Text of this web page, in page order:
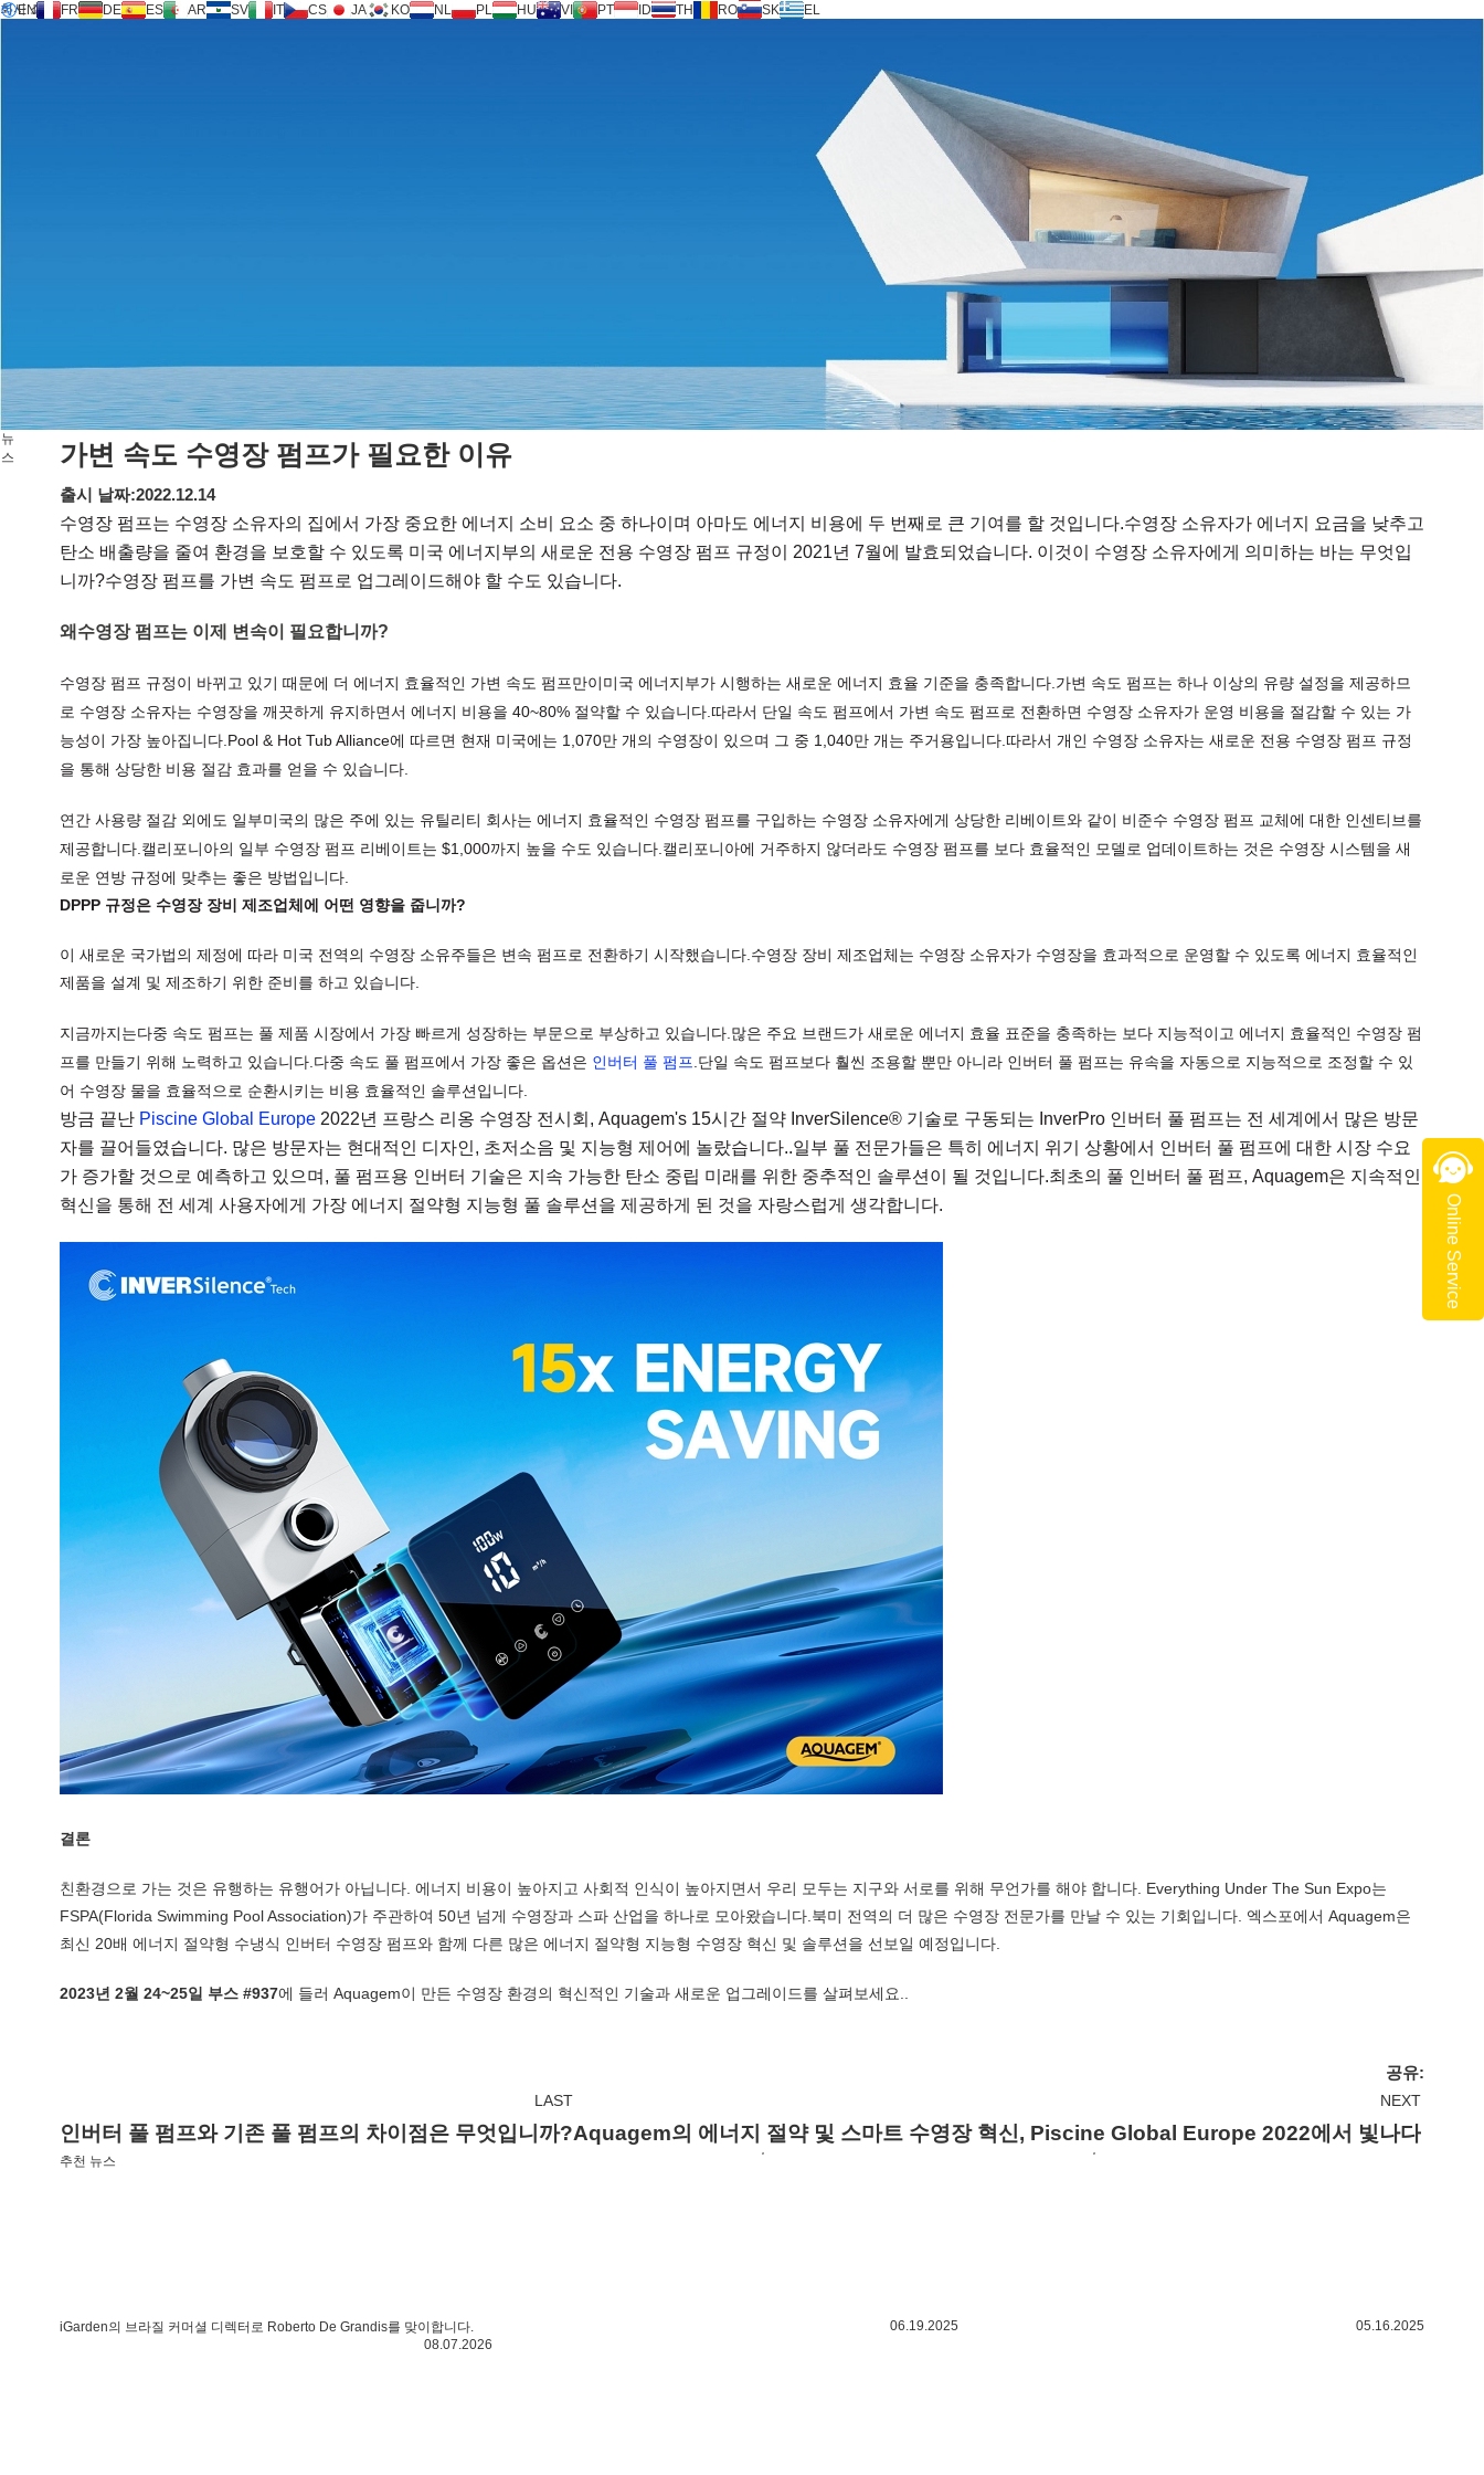
회사 소개
EN FR DE ES AR SV IT CS JA KO NL PL HU VI PT ID TH RO SK EL
뉴
스
가변 속도 수영장 펌프가 필요한 이유
출시 날짜:2022.12.14
수영장 펌프는 수영장 소유자의 집에서 가장 중요한 에너지 소비 요소 중 하나이며 아마도 에너지 비용에 두 번째로 큰 기여를 할 것입니다.수영장 소유자가 에너지 요금을 낮추고
탄소 배출량을 줄여 환경을 보호할 수 있도록 미국 에너지부의 새로운 전용 수영장 펌프 규정이 2021년 7월에 발효되었습니다. 이것이 수영장 소유자에게 의미하는 바는 무엇입
니까?수영장 펌프를 가변 속도 펌프로 업그레이드해야 할 수도 있습니다.
왜수영장 펌프는 이제 변속이 필요합니까?
수영장 펌프 규정이 바뀌고 있기 때문에 더 에너지 효율적인 가변 속도 펌프만이미국 에너지부가 시행하는 새로운 에너지 효율 기준을 충족합니다.가변 속도 펌프는 하나 이상의 유량 설정을 제공하므
로 수영장 소유자는 수영장을 깨끗하게 유지하면서 에너지 비용을 40~80% 절약할 수 있습니다.따라서 단일 속도 펌프에서 가변 속도 펌프로 전환하면 수영장 소유자가 운영 비용을 절감할 수 있는 가
능성이 가장 높아집니다.Pool & Hot Tub Alliance에 따르면 현재 미국에는 1,070만 개의 수영장이 있으며 그 중 1,040만 개는 주거용입니다.따라서 개인 수영장 소유자는 새로운 전용 수영장 펌프 규정
을 통해 상당한 비용 절감 효과를 얻을 수 있습니다.
연간 사용량 절감 외에도 일부미국의 많은 주에 있는 유틸리티 회사는 에너지 효율적인 수영장 펌프를 구입하는 수영장 소유자에게 상당한 리베이트와 같이 비준수 수영장 펌프 교체에 대한 인센티브를
제공합니다.캘리포니아의 일부 수영장 펌프 리베이트는 $1,000까지 높을 수도 있습니다.캘리포니아에 거주하지 않더라도 수영장 펌프를 보다 효율적인 모델로 업데이트하는 것은 수영장 시스템을 새
로운 연방 규정에 맞추는 좋은 방법입니다.
DPPP 규정은 수영장 장비 제조업체에 어떤 영향을 줍니까?
이 새로운 국가법의 제정에 따라 미국 전역의 수영장 소유주들은 변속 펌프로 전환하기 시작했습니다.수영장 장비 제조업체는 수영장 소유자가 수영장을 효과적으로 운영할 수 있도록 에너지 효율적인
제품을 설계 및 제조하기 위한 준비를 하고 있습니다.
지금까지는다중 속도 펌프는 풀 제품 시장에서 가장 빠르게 성장하는 부문으로 부상하고 있습니다.많은 주요 브랜드가 새로운 에너지 효율 표준을 충족하는 보다 지능적이고 에너지 효율적인 수영장 펌
프를 만들기 위해 노력하고 있습니다.다중 속도 풀 펌프에서 가장 좋은 옵션은 인버터 풀 펌프.단일 속도 펌프보다 훨씬 조용할 뿐만 아니라 인버터 풀 펌프는 유속을 자동으로 지능적으로 조정할 수 있
어 수영장 물을 효율적으로 순환시키는 비용 효율적인 솔루션입니다.
방금 끝난 Piscine Global Europe2022년 프랑스 리옹 수영장 전시회, Aquagem's 15시간 절약 InverSilence® 기술로 구동되는 InverPro 인버터 풀 펌프는 전 세계에서 많은 방문
자를 끌어들였습니다. 많은 방문자는 현대적인 디자인, 초저소음 및 지능형 제어에 놀랐습니다..일부 풀 전문가들은 특히 에너지 위기 상황에서 인버터 풀 펌프에 대한 시장 수요
가 증가할 것으로 예측하고 있으며, 풀 펌프용 인버터 기술은 지속 가능한 탄소 중립 미래를 위한 중추적인 솔루션이 될 것입니다.최초의 풀 인버터 풀 펌프, Aquagem은 지속적인
혁신을 통해 전 세계 사용자에게 가장 에너지 절약형 지능형 풀 솔루션을 제공하게 된 것을 자랑스럽게 생각합니다.
결론
친환경으로 가는 것은 유행하는 유행어가 아닙니다. 에너지 비용이 높아지고 사회적 인식이 높아지면서 우리 모두는 지구와 서로를 위해 무언가를 해야 합니다. Everything Under The Sun Expo는
FSPA(Florida Swimming Pool Association)가 주관하여 50년 넘게 수영장과 스파 산업을 하나로 모아왔습니다.북미 전역의 더 많은 수영장 전문가를 만날 수 있는 기회입니다. 엑스포에서 Aquagem은
최신 20배 에너지 절약형 수냉식 인버터 수영장 펌프와 함께 다른 많은 에너지 절약형 지능형 수영장 혁신 및 솔루션을 선보일 예정입니다.
2023년 2월 24~25일 부스 #937에 들러 Aquagem이 만든 수영장 환경의 혁신적인 기술과 새로운 업그레이드를 살펴보세요..
공유:
LAST
인버터 풀 펌프와 기존 풀 펌프의 차이점은 무엇입니까?
NEXT
Aquagem의 에너지 절약 및 스마트 수영장 혁신, Piscine Global Europe 2022에서 빛나다
추천 뉴스
iGarden의 브라질 커머셜 디렉터로 Roberto De Grandis를 맞이합니다.
08.07.2026
06.19.2025 05.16.2025
Online Service